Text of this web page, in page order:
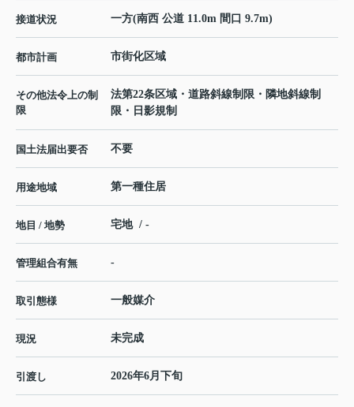
接道状況 一方(南西 公道 11.0m 間口 9.7m)
都市計画 市街化区域
その他法令上の制
限
法第22条区域・道路斜線制限・隣地斜線制
限・日影規制
国土法届出要否 不要
用途地域 第一種住居
地目 / 地勢 宅地 / -
管理組合有無 -
取引態様 一般媒介
現況 未完成
引渡し 2026年6月下旬